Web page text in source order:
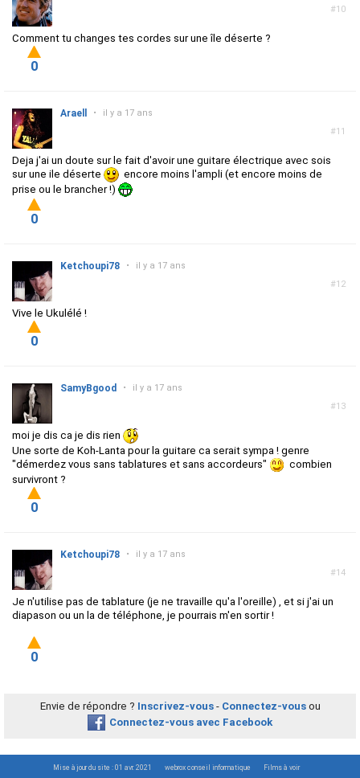
#10
Comment tu changes tes cordes sur une île déserte ?
0
#11
Araell • il y a 17 ans
Deja j'ai un doute sur le fait d'avoir une guitare électrique avec sois
sur une ile déserte
encore moins l'ampli (et encore moins de
prise ou le brancher !)
0
#12
Ketchoupi78 • il y a 17 ans
Vive le Ukulélé !
0
#13
SamyBgood • il y a 17 ans
moi je dis ca je dis rien
Une sorte de Koh-Lanta pour la guitare ca serait sympa ! genre
"démerdez vous sans tablatures et sans accordeurs"
combien
survivront ?
0
#14
Ketchoupi78 • il y a 17 ans
Je n'utilise pas de tablature (je ne travaille qu'a l'oreille) , et si j'ai un
diapason ou un la de téléphone, je pourrais m'en sortir !
0
Envie de répondre ? Inscrivez-vous- Connectez-vousou
Connectez-vous avec Facebook
Mise à jour du site : 01 avr. 2021 webrox conseil informatique Films à voir